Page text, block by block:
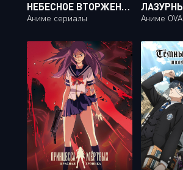
НЕБЕСНОЕ ВТОРЖЕНИЕ / TENKUU SHINPAN [12 ИЗ 12]
Аниме сериалы Аниме OVA